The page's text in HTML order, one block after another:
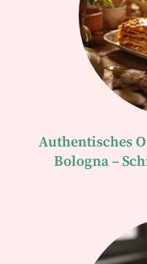
Authentisches
Bologna –